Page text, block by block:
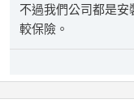
不過我們公司都是
較保險。